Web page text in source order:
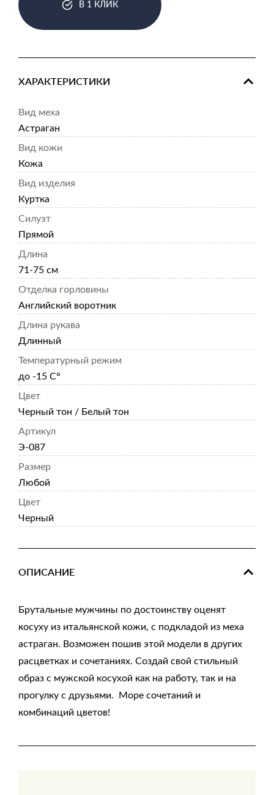
В 1 КЛИК
ХАРАКТЕРИСТИКИ
Вид меха
Астраган
Вид кожи
Кожа
Вид изделия
Куртка
Силуэт
Прямой
Длина
71-75 см
Отделка горловины
Английский воротник
Длина рукава
Длинный
Температурный режим
до -15 С°
Цвет
Черный тон / Белый тон
Артикул
Э-087
Размер
Любой
Цвет
Черный
ОПИСАНИЕ
Брутальные мужчины по достоинству оценят
косуху из итальянской кожи, с подкладой из меха
астраган. Возможен пошив этой модели в других
расцветках и сочетаниях. Создай свой стильный
образ с мужской косухой как на работу, так и на
прогулку с друзьями. Море сочетаний и
комбинаций цветов!